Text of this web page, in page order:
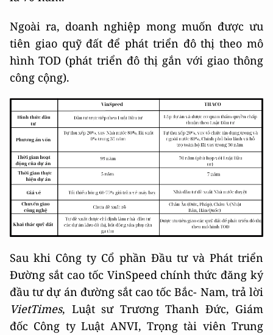
Ngoài ra, doanh nghiệp mong muốn được ưu
tiên giao quỹ đất để phát triển đô thị theo mô
hình TOD (phát triển đô thị gắn với giao thông
công cộng).
Sau khi Công ty Cổ phần Đầu tư và Phát triển
Đường sắt cao tốc VinSpeed chính thức đăng ký
đầu tư dự án đường sắt cao tốc Bắc- Nam, trả lời
VietTimes, Luật sư Trương Thanh Đức, Giám
đốc Công ty Luật ANVI, Trọng tài viên Trung